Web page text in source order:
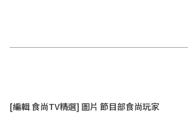
[編輯 食尚TV精選] 圖片 節目部食尚玩家